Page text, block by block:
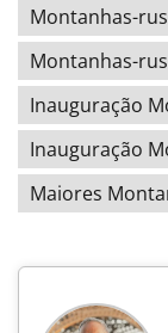
Montanhas-
Montanhas-
Inauguração
Inauguração
Maiores